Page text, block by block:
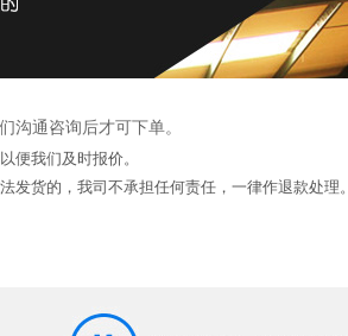
沟通咨询后才可下单。
便我们及时报价。
货的，我司不承担任何责任，一律作退款处理。